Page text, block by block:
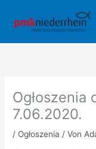
Inhalt
springen
Ogłoszenia
7.06.2020.
/ Ogłoszenia / Von